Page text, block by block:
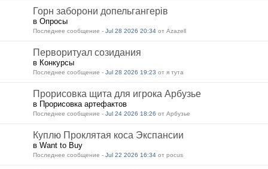
Горн заборони допельгангерів
в Опросы
Последнее сообщение - Jul 28 2026 20:34 от Azazell
Перворитуал созидания
в Конкурсы
Последнее сообщение - Jul 28 2026 19:23 от я тута
Прорисовка щита для игрока Арбузье
в Прорисовка артефактов
Последнее сообщение - Jul 24 2026 18:26 от Арбузье
Куплю Проклятая коса Экспансии
в Want to Buy
Последнее сообщение - Jul 22 2026 16:34 от pocus